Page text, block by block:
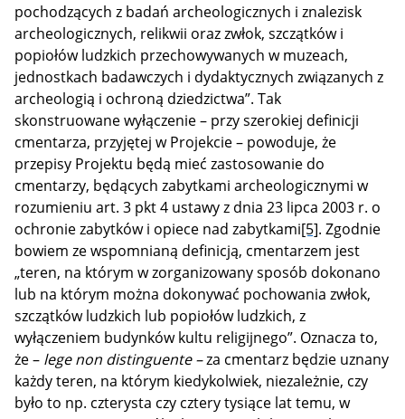
pochodzących z badań archeologicznych i znalezisk
archeologicznych, relikwii oraz zwłok, szczątków i
popiołów ludzkich przechowywanych w muzeach,
jednostkach badawczych i dydaktycznych związanych z
archeologią i ochroną dziedzictwa”. Tak
skonstruowane wyłączenie – przy szerokiej definicji
cmentarza, przyjętej w Projekcie – powoduje, że
przepisy Projektu będą mieć zastosowanie do
cmentarzy, będących zabytkami archeologicznymi w
rozumieniu art. 3 pkt 4 ustawy z dnia 23 lipca 2003 r. o
ochronie zabytków i opiece nad zabytkami[5]. Zgodnie
bowiem ze wspomnianą definicją, cmentarzem jest
„teren, na którym w zorganizowany sposób dokonano
lub na którym można dokonywać pochowania zwłok,
szczątków ludzkich lub popiołów ludzkich, z
wyłączeniem budynków kultu religijnego”. Oznacza to,
że – lege non distinguente –za cmentarz będzie uznany
każdy teren, na którym kiedykolwiek, niezależnie, czy
było to np. czterysta czy cztery tysiące lat temu, w